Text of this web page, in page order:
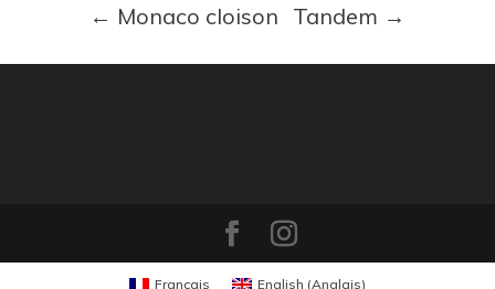
← Monaco cloison Tandem →
Français English (Anglais)